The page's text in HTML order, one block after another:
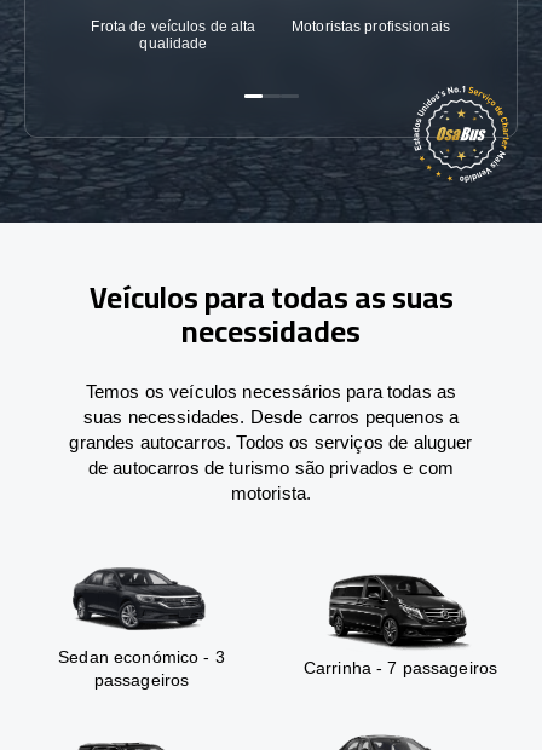
Frota de veículos de alta
qualidade
Motoristas profissionais
Veículos para todas as suas
necessidades
Temos os veículos necessários para todas as
suas necessidades. Desde carros pequenos a
grandes autocarros. Todos os serviços de aluguer
de autocarros de turismo são privados e com
motorista.
Sedan económico - 3
passageiros
Carrinha - 7 passageiros